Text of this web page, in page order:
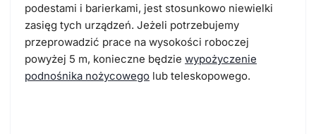
podestami i barierkami, jest stosunkowo niewielki
zasięg tych urządzeń. Jeżeli potrzebujemy
przeprowadzić prace na wysokości roboczej
powyżej 5 m, konieczne będzie wypożyczenie
podnośnika nożycowego lub teleskopowego.